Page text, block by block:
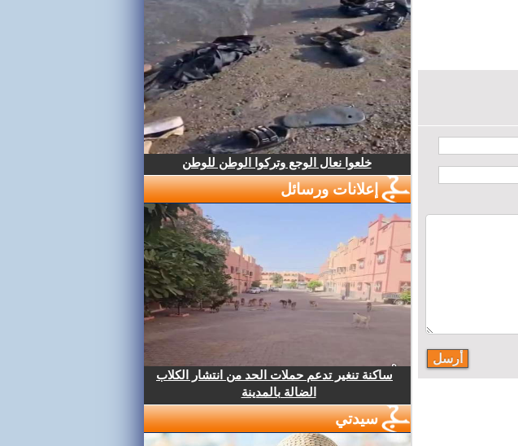
خلعوا نعال الوجع وتركوا الوطن للوطن
إعلانات ورسائل
ساكنة تنغير تدعم حملات الحد من انتشار الكلاب
الضالة بالمدينة
سيدتي